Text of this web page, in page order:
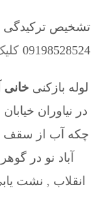
تشخیص ترکیدگی
09198528524
لوله بازکنیخانی
در نیاوران
چکه آب از سقف
آباد نو در
انقلاب , نشت